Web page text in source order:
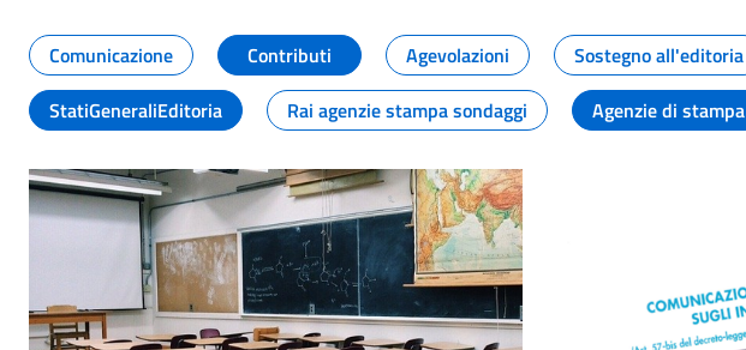
Tutti i contenuti della pagina Notizie
Comunicazione Contributi Agevolazioni Sostegno all'editoria
StatiGeneraliEditoria
Rai agenzie stampa sondaggi Agenzie di stampa